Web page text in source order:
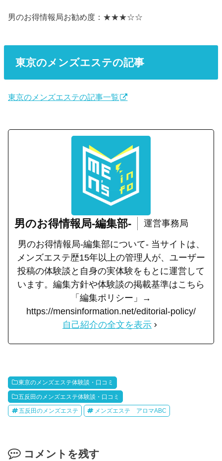
男のお得情報局お勧め度：★★★☆☆
東京のメンズエステの記事
東京のメンズエステの記事一覧
男のお得情報局-編集部- 運営事務局
男のお得情報局-編集部について- 当サイトは、
メンズエステ歴15年以上の管理人が、ユーザー
投稿の体験談と自身の実体験をもとに運営して
います。編集方針や体験談の掲載基準はこちら
「編集ポリシー」→
https://mensinformation.net/editorial-policy/
自己紹介の全文を表示
東京のメンズエステ体験談・口コミ
五反田のメンズエステ体験談・口コミ
五反田のメンズエステ メンズエステ アロマABC
コメントを残す